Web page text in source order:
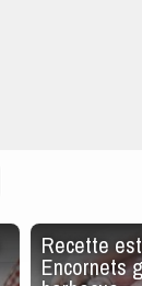
Recette
Encornets